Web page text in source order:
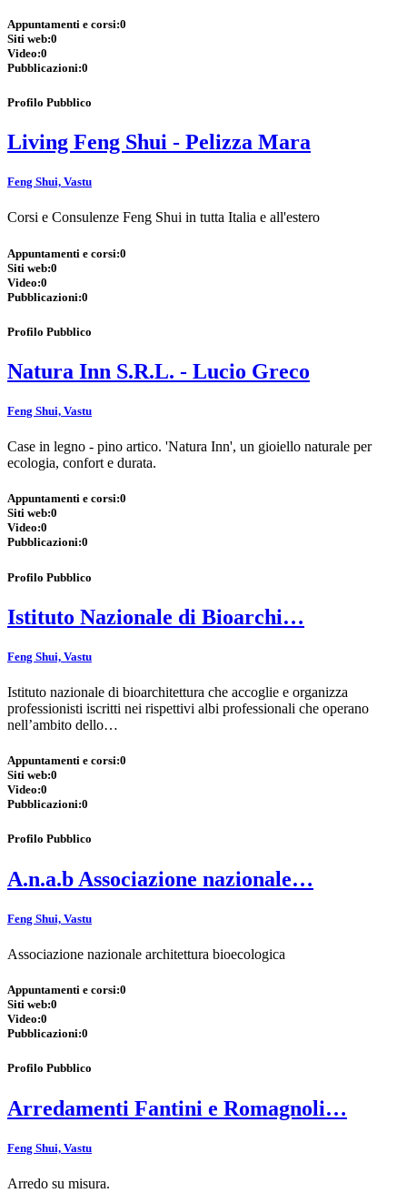
Appuntamenti e corsi:0
Siti web:0
Video:0
Pubblicazioni:0
Profilo Pubblico
Living Feng Shui - Pelizza Mara
Feng Shui, Vastu
Corsi e Consulenze Feng Shui in tutta Italia e all'estero
Appuntamenti e corsi:0
Siti web:0
Video:0
Pubblicazioni:0
Profilo Pubblico
Natura Inn S.R.L. - Lucio Greco
Feng Shui, Vastu
Case in legno - pino artico. 'Natura Inn', un gioiello naturale per
ecologia, confort e durata.
Appuntamenti e corsi:0
Siti web:0
Video:0
Pubblicazioni:0
Profilo Pubblico
Istituto Nazionale di Bioarchi…
Feng Shui, Vastu
Istituto nazionale di bioarchitettura che accoglie e organizza
professionisti iscritti nei rispettivi albi professionali che operano
nell’ambito dello…
Appuntamenti e corsi:0
Siti web:0
Video:0
Pubblicazioni:0
Profilo Pubblico
A.n.a.b Associazione nazionale…
Feng Shui, Vastu
Associazione nazionale architettura bioecologica
Appuntamenti e corsi:0
Siti web:0
Video:0
Pubblicazioni:0
Profilo Pubblico
Arredamenti Fantini e Romagnoli…
Feng Shui, Vastu
Arredo su misura.